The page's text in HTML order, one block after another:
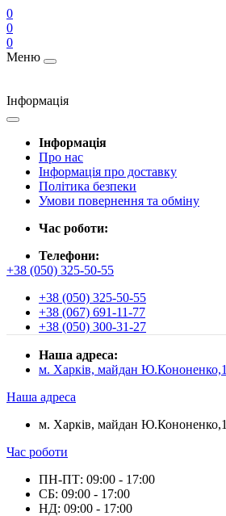
0
0
0
Меню
Інформація
Інформація
Про нас
Інформація про доставку
Політика безпеки
Умови повернення та обміну
Час роботи:
Телефони:
+38 (050) 325-50-55
+38 (050) 325-50-55
+38 (067) 691-11-77
+38 (050) 300-31-27
Наша адреса:
м. Харків, майдан Ю.Кононенко,1
Наша адреса
м. Харків, майдан Ю.Кононенко,1
Час роботи
ПН-ПТ: 09:00 - 17:00
СБ: 09:00 - 17:00
НД: 09:00 - 17:00